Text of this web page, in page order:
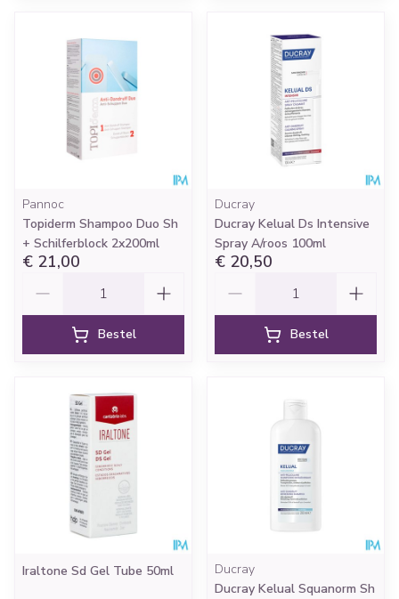
Pannoc
Topiderm Shampoo Duo Sh
+ Schilferblock 2x200ml
€ 21,00
Bestel
Ducray
Ducray Kelual Ds Intensive
Spray A/roos 100ml
€ 20,50
Bestel
Iraltone Sd Gel Tube 50ml
Ducray
Ducray Kelual Squanorm Sh